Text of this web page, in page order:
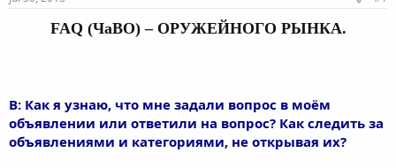
t
e
FAQ (ЧаВО) – ОРУЖЕЙНОГО РЫНКА.
В: Как я узнаю, что мне задали вопрос в моём
объявлении или ответили на вопрос? Как следить за
объявлениями и категориями, не открывая их?